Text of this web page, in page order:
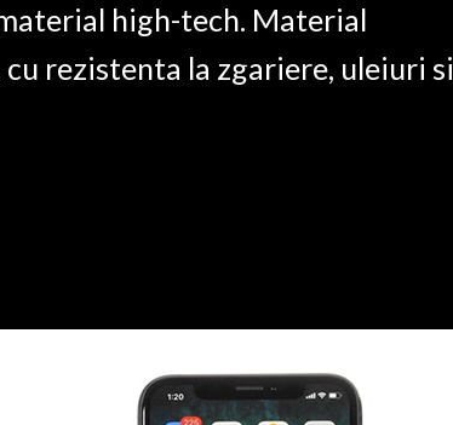
high-tech. Material
rezistenta la zgariere, uleiuri si